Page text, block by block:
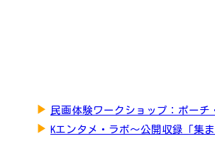
▶ 民画体験ワークショップ：ポーチ
▶ Kエンタメ・ラボ～公開収録「集